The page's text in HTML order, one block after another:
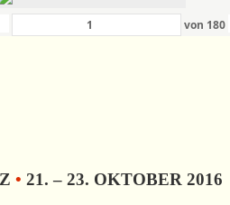
von 180
• 21. – 23. OKTOBER 2016